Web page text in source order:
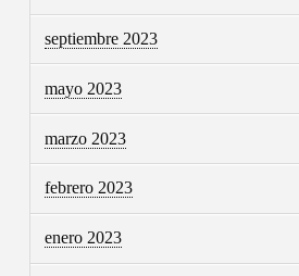
septiembre 2023
mayo 2023
marzo 2023
febrero 2023
enero 2023